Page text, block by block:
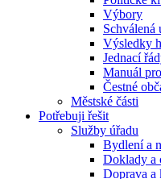
Výbory
Schválená
Výsledky
Jednací
Manuál
Čestné
Městské části
Potřebuji řešit
Služby úřadu
Bydlení a
Doklady a
Doprava a